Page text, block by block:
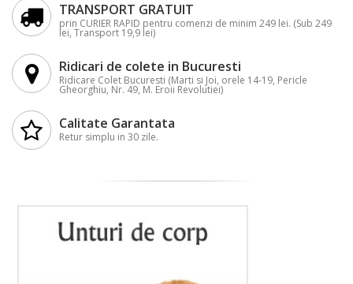
TRANSPORT GRATUIT
prin CURIER RAPID pentru comenzi de minim 249 lei. (Sub 249
lei, Transport 19,9 lei)
Ridicari de colete in Bucuresti
Ridicare Colet Bucuresti (Marti si Joi, orele 14-19, Pericle
Gheorghiu, Nr. 49, M. Eroii Revolutiei)
Calitate Garantata
Retur simplu in 30 zile.